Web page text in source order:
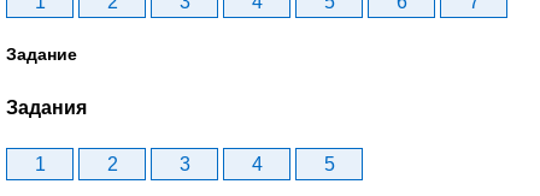
Задание
Задания
1 2 3 4 5